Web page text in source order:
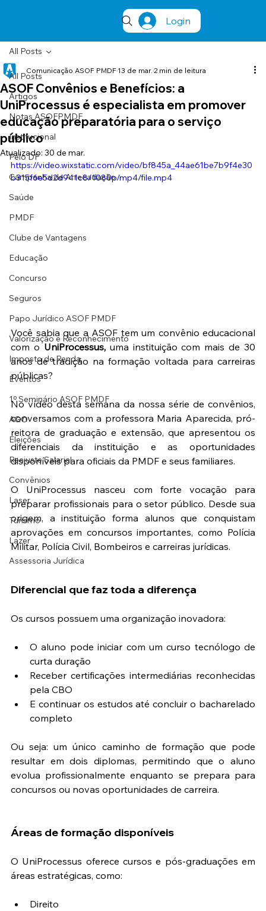
Login
All Posts
Artigos
Notas ASOFPMDF
Institucional
Pelo DF
Campanha de Arrecadação
Saúde
PMDF
Clube de Vantagens
Educação
Concurso
Seguros
Papo Jurídico ASOF PMDF
Valorização e Reconhecimento
Imposto de Renda
Eventos
1º Seminário ASOF PMDF
AGO
Eleições
Reajuste Salarial
Convênios
Laser
Turismo
Lazer
Assessoria Jurídica
All Posts
ASOF Convênios e Benefícios: a
UniProcessus é especialista em promover
educação preparatória para o serviço
público
Comunicação ASOF PMDF 13 de mar. 2 min de leitura
Atualizado: 30 de mar.
https://video.wixstatic.com/video/bf845a_44ae61be7b9f4e30
b315f6e5d2d941c8/1080p/mp4/file.mp4
Você sabia que a ASOF tem um convênio educacional
com o UniProcessus, uma instituição com mais de 30
anos de tradição na formação voltada para carreiras
públicas?
No vídeo desta semana da nossa série de convênios,
conversamos com a professora Maria Aparecida, pró-
reitora de graduação e extensão, que apresentou os
diferenciais da instituição e as oportunidades
disponíveis para oficiais da PMDF e seus familiares.
O UniProcessus nasceu com forte vocação para
preparar profissionais para o setor público. Desde sua
origem, a instituição forma alunos que conquistam
aprovações em concursos importantes, como Polícia
Militar, Polícia Civil, Bombeiros e carreiras jurídicas.
Diferencial que faz toda a diferença
Os cursos possuem uma organização inovadora:
O aluno pode iniciar com um curso tecnólogo de
curta duração
Receber certificações intermediárias reconhecidas
pela CBO
E continuar os estudos até concluir o bacharelado
completo
Ou seja: um único caminho de formação que pode
resultar em dois diplomas, permitindo que o aluno
evolua profissionalmente enquanto se prepara para
concursos ou novas oportunidades de carreira.
Áreas de formação disponíveis
O UniProcessus oferece cursos e pós-graduações em
áreas estratégicas, como:
Direito